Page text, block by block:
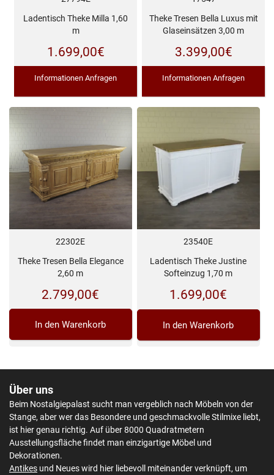
Ladentisch Theke Milla 1,60
m
1.699,00€
Informationen Anfragen
Theke Tresen Bella Luxus mit
Glaseinsätzen 3,00 m
3.399,00€
Informationen Anfragen
22302E
Theke Tresen Bella Elegance
2,60 m
2.799,00€
In den Warenkorb
23540E
Ladentisch Theke Justine
Softeinzug 1,70 m
1.699,00€
In den Warenkorb
Über uns
Beim Nostalgiepalast sucht man vergeblich nach Möbeln von der
Stange, aber wer das Besondere und geschmackvolle Stilmixe liebt,
ist hier genau richtig. Auf über 8000 Quadratmetern
Ausstellungsfläche findet man einzigartige Möbel und
Dekorationen.
Antikes und Neues wird hier liebevoll miteinander verknüpft, um